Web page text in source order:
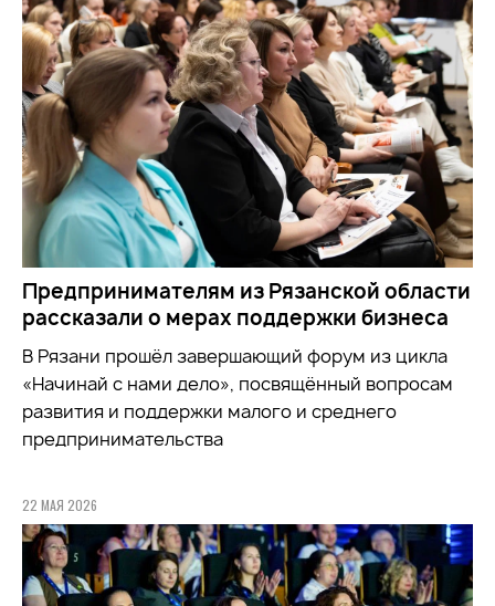
Предпринимателям из Рязанской области
рассказали о мерах поддержки бизнеса
В Рязани прошёл завершающий форум из цикла
«Начинай с нами дело», посвящённый вопросам
развития и поддержки малого и среднего
предпринимательства
22 МАЯ 2026